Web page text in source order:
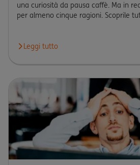
una curiosità da pausa caffè. Ma in
per almeno cinque ragioni. Scoprile
Leggi tutto
Leggi l'articolo 5 motivi per cui